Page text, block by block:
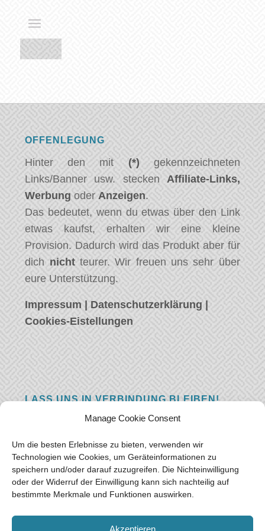
Manage Cookie Consent
Um die besten Erlebnisse zu bieten, verwenden wir
Technologien wie Cookies, um Geräteinformationen zu
speichern und/oder darauf zuzugreifen. Die Nichteinwilligung
oder der Widerruf der Einwilligung kann sich nachteilig auf
bestimmte Merkmale und Funktionen auswirken.
Akzeptieren
OFFENLEGUNG
Hinter den mit (*) gekennzeichneten
Links/Banner usw. stecken Affiliate-Links,
Werbung oderAnzeigen.
Das bedeutet, wenn du etwas über den Link
etwas kaufst, erhalten wir eine kleine
Provision. Dadurch wird das Produkt aber für
dich nichtteurer. Wir freuen uns sehr über
eure Unterstützung.
Impressum | Datenschutzerklärung |
Cookies-Eistellungen
LASS UNS IN VERBINDUNG BLEIBEN!
Hast eine Frage, einen Kommentar, oder
von euch hören! Hinterlasse uns eine
Nachricht und wir werden so schnell wie
möglich antworten.Vielen Dank!
E-mail:freeoceantravelers [at] gmail.com